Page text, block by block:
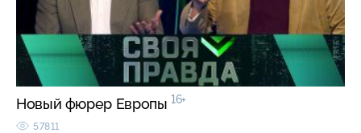
Новый фюрер Европы 16+
57811